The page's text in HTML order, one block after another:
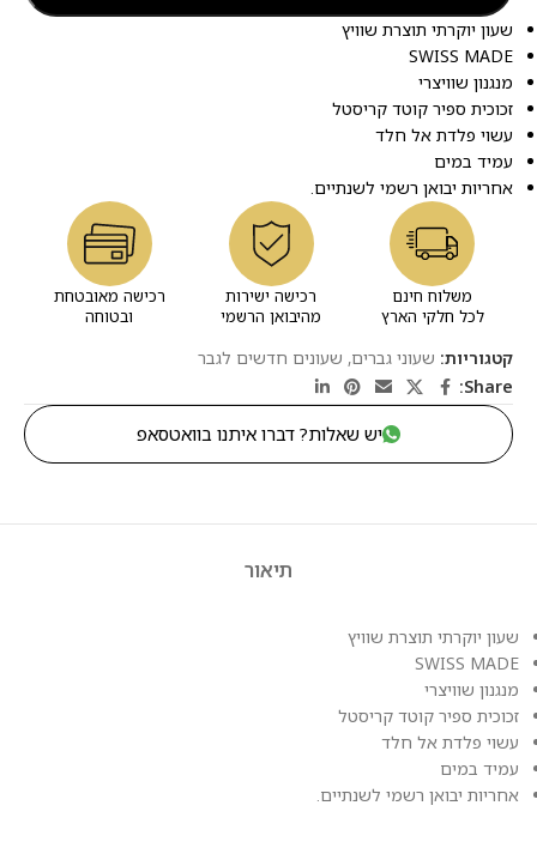
שעון יוקרתי תוצרת שוויץ
SWISS MADE
מנגנון שוויצרי
זכוכית ספיר קוטד קריסטל
עשוי פלדת אל חלד
עמיד במים
אחריות יבואן רשמי לשנתיים.
משלוח חינם
לכל חלקי הארץ
רכישה ישירות
מהיבואן הרשמי
רכישה מאובטחת
ובטוחה
קטגוריות: שעוני גברים, שעונים חדשים לגבר
Share:
יש שאלות? דברו איתנו בוואטסאפ
תיאור
שעון יוקרתי תוצרת שוויץ
SWISS MADE
מנגנון שוויצרי
זכוכית ספיר קוטד קריסטל
עשוי פלדת אל חלד
עמיד במים
אחריות יבואן רשמי לשנתיים.